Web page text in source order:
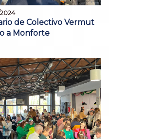
de Colectivo Vermut
a Monforte